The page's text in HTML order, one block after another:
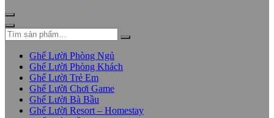
Ghế Lười Phòng Ngủ
Ghế Lười Phòng Khách
Ghế Lười Trẻ Em
Ghế Lười Chơi Game
Ghế Lười Bà Bầu
Ghế Lười Resort – Homestay